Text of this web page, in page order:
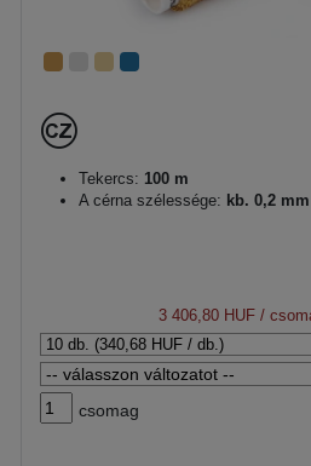
Tekercs: 100 m
A cérna szélessége: kb. 0,2 mm
3 406,80 HUF /
csomag